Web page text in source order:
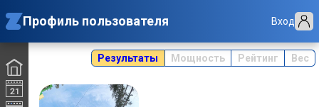
Профиль пользователя Вход
Результаты Мощность Рейтинг Вес